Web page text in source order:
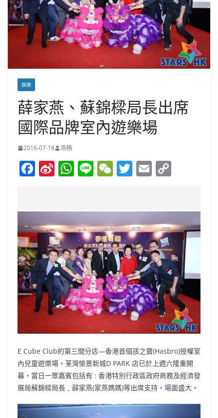
娛樂
薛家燕、蘇錦樑局長出席
國際品牌室內遊樂場
2016-07-18 浩楠
F
e
b
o
o
k
Si
W
ei
b
o
W
s
A
p
p
Li W
h
at
T
er
E
l y
Li
n
k
E Cube Club的第三間分店—香港首個孩之寶(Hasbro)授權室
內兒童遊樂場，荃灣愉景新城D PARK 店已於上週六隆重開
幕，當日一眾嘉賓包括有 : 香港特別行政區政府商務及經濟發
展局蘇錦樑局長﹑薛家燕(家燕媽媽)等出席支持，場面盛大。